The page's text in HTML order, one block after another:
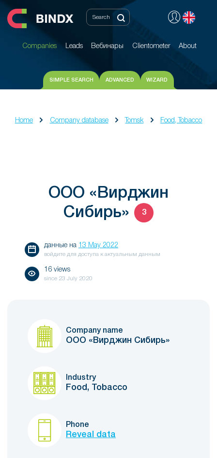
Companies Leads Вебинары Clientometer About
Companies Leads Вебинары Clientometer About
SIMPLE SEARCH ADVANCED WIZARD
Home Company database Tomsk Food, Tobacco
ООО «Вирджин
Сибирь»
3
данные на 13 May 2022
войдите для доступа к актуальным данным
16 views
since 23 July 2020
Company name
ООО «Вирджин Сибирь»
Industry
Food, Tobacco
Phone
Reveal data